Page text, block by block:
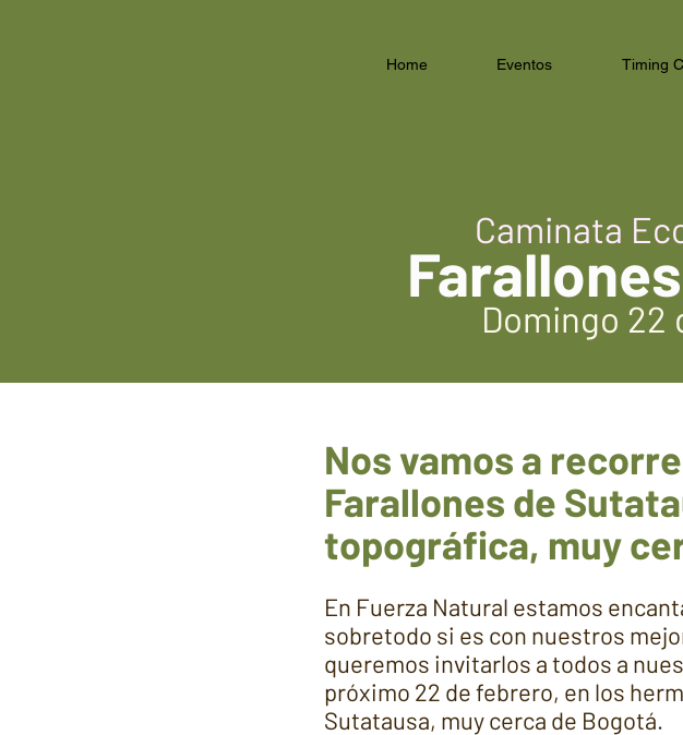
Home Eventos Timing
Caminata
Domingo 22
Nos vamos a
Farallones de
topográfica, muy
En Fuerza Natural estamos
sobretodo si es con nuestros
queremos invitarlos a todos a
próximo 22 de febrero, en los
Sutatausa, muy cerca de Bogotá.